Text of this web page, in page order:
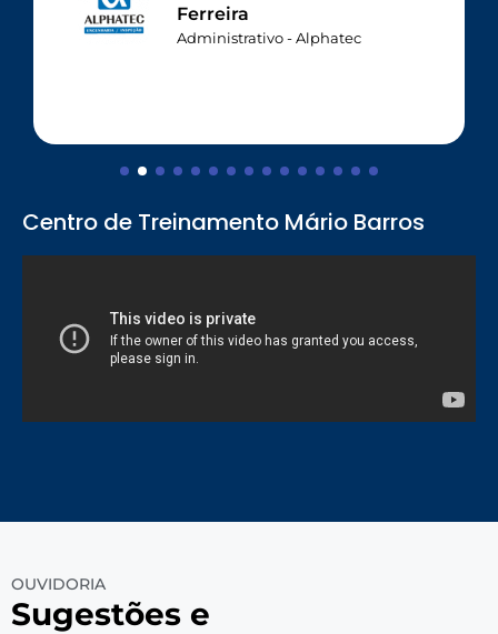
Ferreira
Administrativo - Alphatec
Centro de Treinamento Mário Barros
OUVIDORIA
Sugestões e